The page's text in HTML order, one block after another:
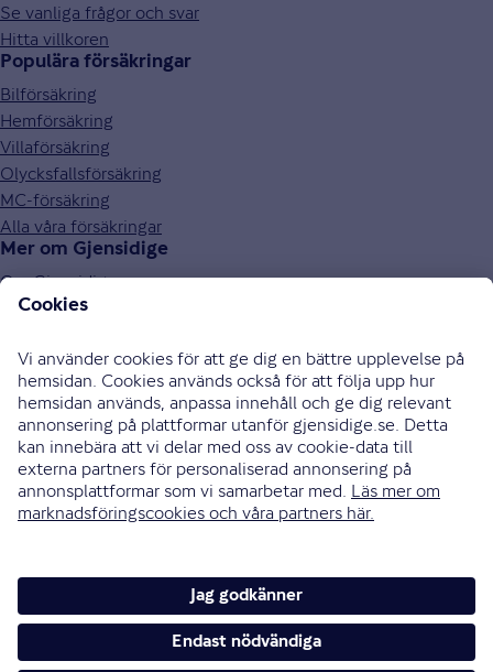
Se vanliga frågor och svar
Hitta villkoren
Populära försäkringar
Bilförsäkring
Hemförsäkring
Villaförsäkring
Olycksfallsförsäkring
MC-försäkring
Alla våra försäkringar
Mer om Gjensidige
Om Gjensidige
Jobba hos oss
Press och media
Investor relations
Samarbetspartners
0771-326 326
Bli uppringd
Skriv till oss
Instagram
Cookies och säkerhet
Hantering av personuppgifter